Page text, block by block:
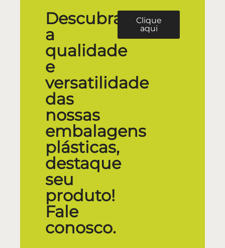
Descubra
a
qualidade
e
versatilidade
das
nossas
embalagens
plásticas,
destaque
seu
produto!
Fale
conosco.
Clique
aqui